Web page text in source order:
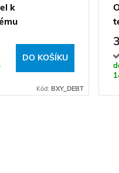
k
tělesu BOX -
DO KOŠÍKU
Kód: BXY_DEBT